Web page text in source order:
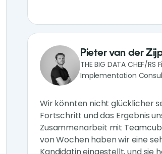
Pieter van der
THE BIG DATA CHEF/RS
Implementation
Wir könnten nicht glücklicher
Fortschritt und das Ergebnis
Zusammenarbeit mit
von Wochen haben wir eine
Kandidatin eingestellt, und sie